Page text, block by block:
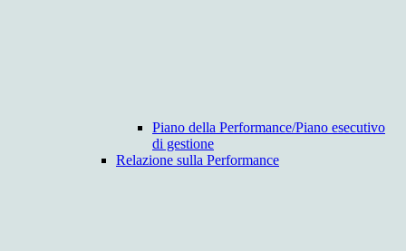
Piano della Performance/Piano esecutivo
di gestione
Relazione sulla Performance